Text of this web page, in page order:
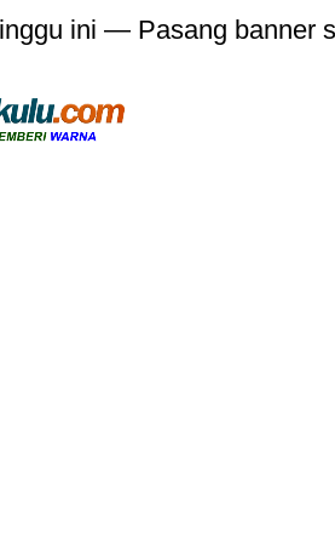
ini — Pasang banner